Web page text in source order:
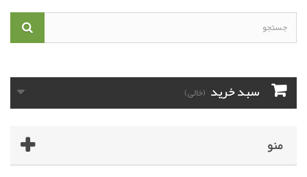
سبد خرید (خالی)
منو